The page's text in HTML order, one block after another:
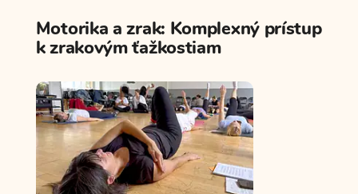
Motorika a zrak: Komplexný prístup
k zrakovým ťažkostiam